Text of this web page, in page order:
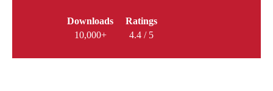
Downloads
10,000+
Ratings
4.4 / 5